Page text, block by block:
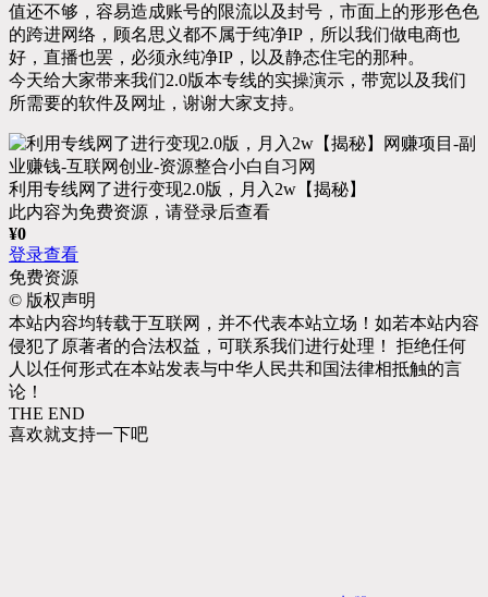
值还不够，容易造成账号的限流以及封号，市面上的形形色色
的跨进网络，顾名思义都不属于纯净IP，所以我们做电商也
好，直播也罢，必须永纯净IP，以及静态住宅的那种。
今天给大家带来我们2.0版本专线的实操演示，带宽以及我们
所需要的软件及网址，谢谢大家支持。
利用专线网了进行变现2.0版，月入2w【揭秘】
此内容为免费资源，请登录后查看
¥0
登录查看
免费资源
© 版权声明
本站内容均转载于互联网，并不代表本站立场！如若本站内容
侵犯了原著者的合法权益，可联系我们进行处理！ 拒绝任何
人以任何形式在本站发表与中华人民共和国法律相抵触的言
论！
THE END
喜欢就支持一下吧